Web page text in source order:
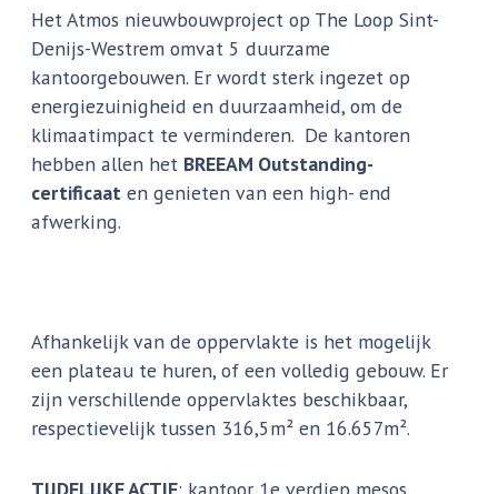
Het Atmos nieuwbouwproject op The Loop Sint-
Denijs-Westrem omvat 5 duurzame
kantoorgebouwen. Er wordt sterk ingezet op
energiezuinigheid en duurzaamheid, om de
klimaatimpact te verminderen. De kantoren
hebben allen het BREEAM Outstanding-
certificaat en genieten van een high- end
afwerking.
Afhankelijk van de oppervlakte is het mogelijk
een plateau te huren, of een volledig gebouw. Er
zijn verschillende oppervlaktes beschikbaar,
respectievelijk tussen 316,5m² en 16.657m².
TIJDELIJKE ACTIE: kantoor 1e verdiep mesos